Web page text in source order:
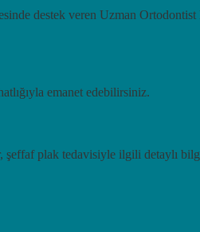
destek veren Uzman
emanet edebilirsiniz.
şeffaf plak tedavisiyle ilgili detaylı